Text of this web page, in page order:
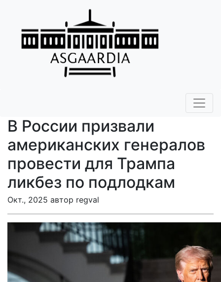
В России призвали
американских генералов
провести для Трампа
ликбез по подлодкам
Окт., 2025 автор regval